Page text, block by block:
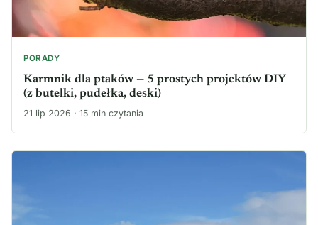
PORADY
Karmnik dla ptaków — 5 prostych projektów DIY
(z butelki, pudełka, deski)
21 lip 2026 · 15 min czytania